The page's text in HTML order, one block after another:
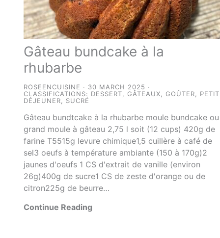
Gâteau bundcake à la
rhubarbe
ROSEENCUISINE
30 MARCH 2025
CLASSIFICATIONS: DESSERT,GÂTEAUX,GOÛTER, PETIT
DÉJEUNER, SUCRÉ
Gâteau bundtcake à la rhubarbe moule bundcake ou
grand moule à gâteau 2,75 l soit (12 cups) 420g de
farine T5515g levure chimique1,5 cuillère à café de
sel3 oeufs à température ambiante (150 à 170g)2
jaunes d'oeufs 1 CS d'extrait de vanille (environ
26g)400g de sucre1 CS de zeste d'orange ou de
citron225g de beurre…
Continue Reading